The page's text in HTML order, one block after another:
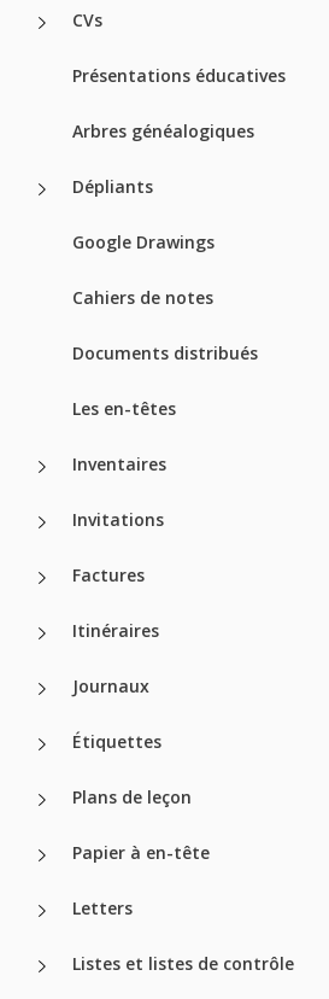
CVs
Présentations éducatives
Arbres généalogiques
Dépliants
Google Drawings
Cahiers de notes
Documents distribués
Les en-têtes
Inventaires
Invitations
Factures
Itinéraires
Journaux
Étiquettes
Plans de leçon
Papier à en-tête
Letters
Listes et listes de contrôle